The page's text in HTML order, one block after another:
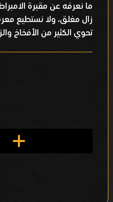
ما نعرفه عن مقبرة
زال مغلق، ولا نستطيع
تحوي الكثير من الأفخاخ